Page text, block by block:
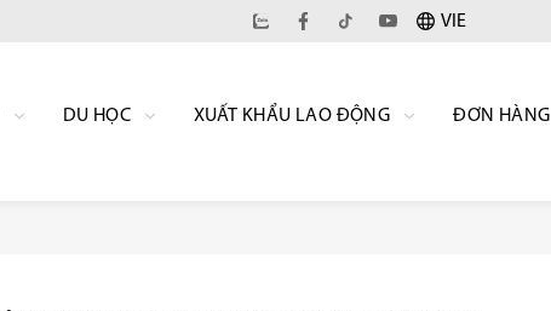
VIE
DU HỌC XUẤT KHẨU LAO ĐỘNG ĐƠN HÀNG